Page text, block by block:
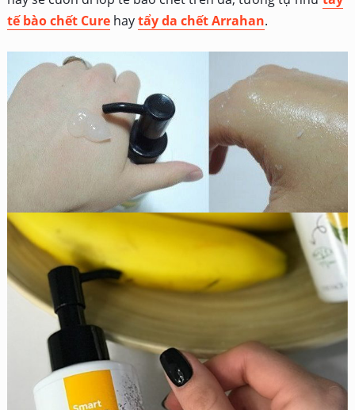
tế bào chết Curehaytẩy da chết Arrahan.